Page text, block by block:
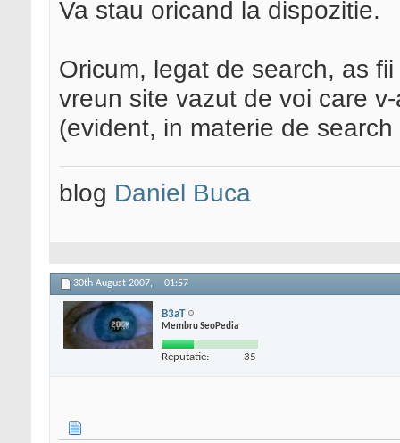
Va stau oricand la dispozitie.
Oricum, legat de search, as
vreun site vazut de voi care
(evident, in materie de
blog Daniel Buca
30th August 2007, 01:57
B3aT
Membru SeoPedia
Reputatie: 35